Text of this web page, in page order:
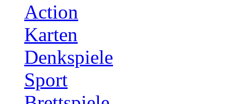
Action
Karten
Denkspiele
Sport